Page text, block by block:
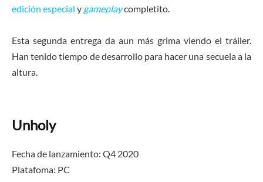
edición especial y gameplaycompletito.
Esta segunda entrega da aun más grima viendo el tráiler.
Han tenido tiempo de desarrollo para hacer una secuela a la
altura.
Unholy
Fecha de lanzamiento: Q4 2020
Platafoma: PC